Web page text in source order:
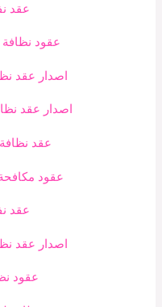
عقد
عقود نظافة
اصدار عقد
اصدار عقد
عقد
عقود
عقد
اصدار عقد
عقود